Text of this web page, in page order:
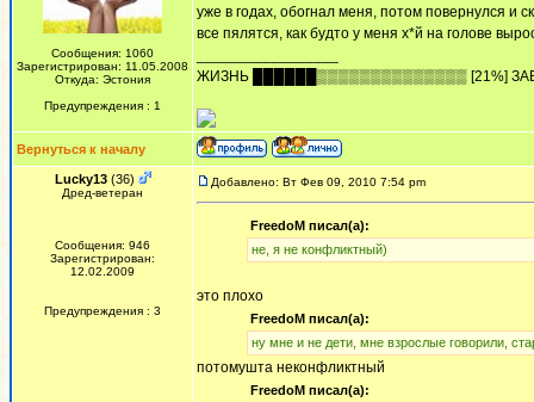
Сообщения: 1060
Зарегистрирован: 11.05.2008
Откуда: Эстония
Предупреждения : 1
уже в годах, обогнал меня, потом повернулся и
все пялятся, как будто у меня х*й на голове
ЖИЗHЬ ██████▒▒▒▒▒▒▒▒▒▒▒▒▒▒ [21%]
Вернуться к началу
Lucky13(36)
Дред-ветеран
Сообщения: 946
Зарегистрирован:
12.02.2009
Предупреждения : 3
Добавлено: Вт Фев 09, 2010 7:54 pm
FreedoM писал(а):
не, я не конфликтный)
это плохо
FreedoM писал(а):
ну мне и не дети, мне взрослые говорили,
потомушта неконфликтный
FreedoM писал(а):